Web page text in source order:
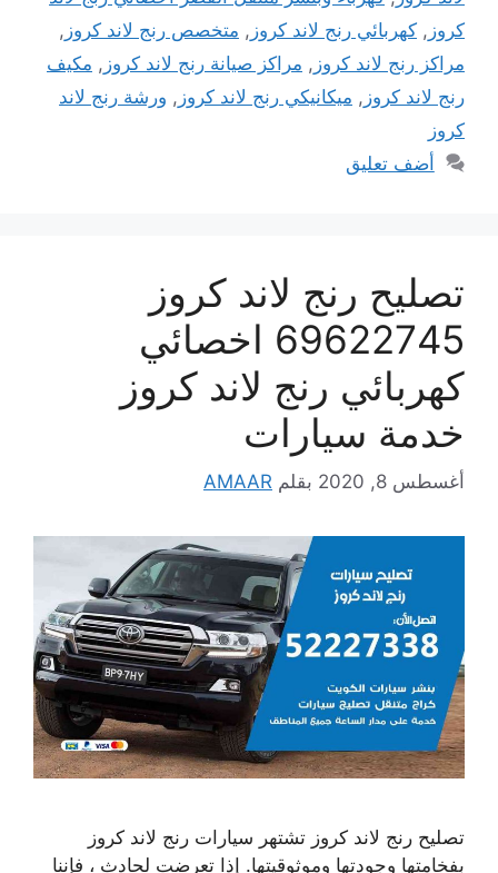
كروز , كهربائي رنج لاند كروز , متخصص رنج لاند كروز ,
مراكز رنج لاند كروز , مراكز صيانة رنج لاند كروز , مكيف
رنج لاند كروز , ميكانيكي رنج لاند كروز , ورشة رنج لاند
كروز
أضف تعليق
تصليح رنج لاند كروز
69622745 اخصائي
كهربائي رنج لاند كروز
خدمة سيارات
أغسطس 8, 2020 بقلم AMAAR
تصليح رنج لاند كروز تشتهر سيارات رنج لاند كروز
بفخامتها وجودتها وموثوقيتها. إذا تعرضت لحادث ، فإننا